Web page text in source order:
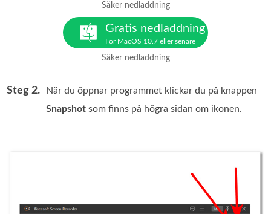
Säker nedladdning
Gratis nedladdning
För MacOS 10.7 eller senare
Säker nedladdning
Steg 2.
När du öppnar programmet klickar du på knappen
Snapshot som finns på högra sidan om ikonen.